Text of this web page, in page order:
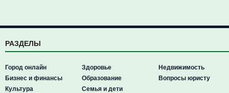
РАЗДЕЛЫ
Город онлайн
Бизнес и финансы
Культура
Здоровье
Образование
Семья и дети
Недвижимость
Вопросы юристу